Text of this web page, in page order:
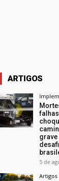
ARTIGOS
5 de
Artigos